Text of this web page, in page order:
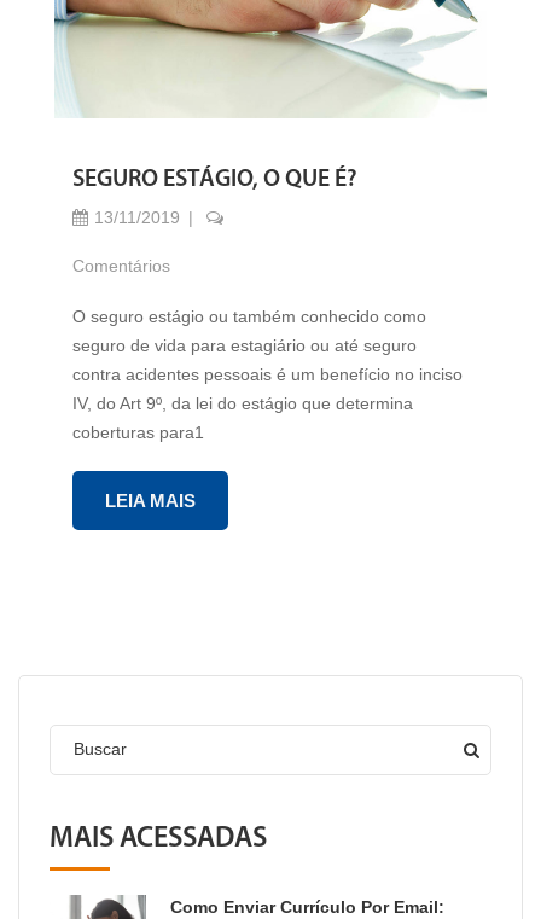
SEGURO ESTÁGIO, O QUE É?
13/11/2019
Comentários
O seguro estágio ou também conhecido como
seguro de vida para estagiário ou até seguro
contra acidentes pessoais é um benefício no inciso
IV, do Art 9º, da lei do estágio que determina
coberturas para1
LEIA MAIS
Buscar
MAIS ACESSADAS
Como Enviar Currículo Por Email: